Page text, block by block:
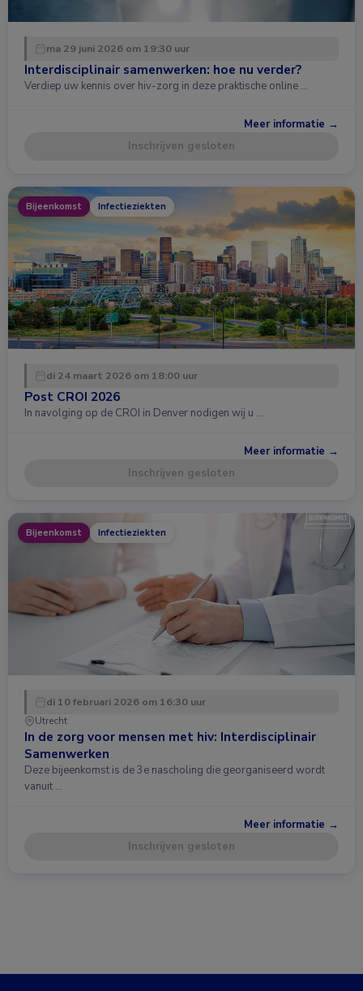
ma 29 juni 2026 om 19:30 uur
Interdisciplinair samenwerken: hoe nu verder?
Verdiep uw kennis over hiv-zorg in deze praktische online …
Meer informatie →
Inschrijven gesloten
Bijeenkomst Infectieziekten
di 24 maart 2026 om 18:00 uur
Post CROI 2026
In navolging op de CROI in Denver nodigen wij u …
Meer informatie →
Inschrijven gesloten
Bijeenkomst Infectieziekten
di 10 februari 2026 om 16:30 uur
Utrecht
In de zorg voor mensen met hiv: Interdisciplinair
Samenwerken
Deze bijeenkomst is de 3e nascholing die georganiseerd wordt
vanuit …
Meer informatie →
Inschrijven gesloten